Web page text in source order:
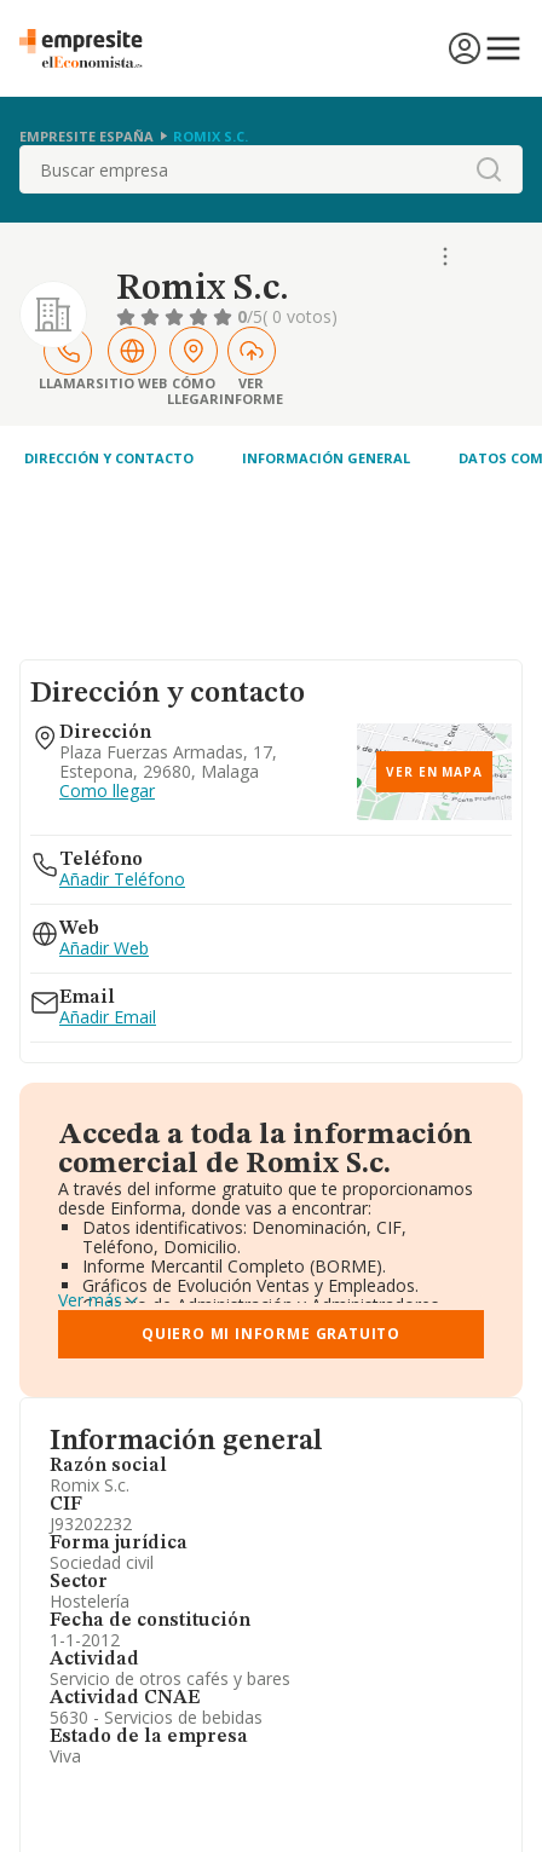
EMPRESITE ESPAÑA ROMIX S.C.
Buscar
Romix S.c.
0/5( 0 votos)
LLAMARSITIO WEB CÓMO
LLEGAR
VER
INFORME
DIRECCIÓN Y CONTACTO INFORMACIÓN GENERAL DATOS
Información general
Razón social
Romix S.c.
CIF
J93202232
Forma jurídica
Sociedad civil
Sector
Hostelería
Fecha de constitución
1-1-2012
Actividad
Servicio de otros cafés y bares
Actividad CNAE
5630 - Servicios de bebidas
Estado de la empresa
Viva
Dirección y contacto
Dirección
Plaza Fuerzas Armadas, 17,
Estepona, 29680, Malaga
Como llegar
VER EN MAPA
Teléfono
Añadir Teléfono
Web
Añadir Web
Email
Añadir Email
Acceda a toda la información
comercial de Romix S.c.
A través del informe gratuito que te proporcionamos
desde Einforma, donde vas a encontrar:
Datos identificativos: Denominación, CIF,
Teléfono, Domicilio.
Informe Mercantil Completo (BORME).
Gráficos de Evolución Ventas y Empleados.
Consejo de Administración y Administradores.
Directivos y Ejecutivos.
Accionistas.
Participaciones y Vinculaciones en otras empresas.
Información oficial y registral complementaria.
Ver más
QUIERO MI INFORME GRATUITO